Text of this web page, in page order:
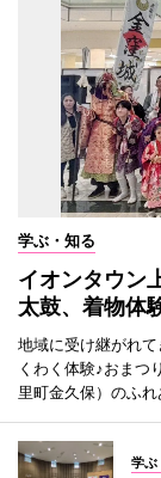
学ぶ・知る
イオンタウン
太鼓、着物体
地域に受け継がれ
くわく体験♪おまつ
里町金久保）のふれ
学ぶ